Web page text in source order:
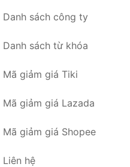
Danh sách công ty
Danh sách từ khóa
Mã giảm giá Tiki
Mã giảm giá Lazada
Mã giảm giá Shopee
Liên hệ